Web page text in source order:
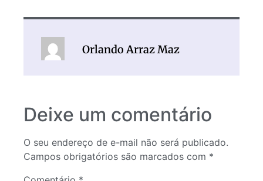
Orlando Arraz Maz
Deixe um comentário
O seu endereço de e-mail não será publicado.
Campos obrigatórios são marcados com *